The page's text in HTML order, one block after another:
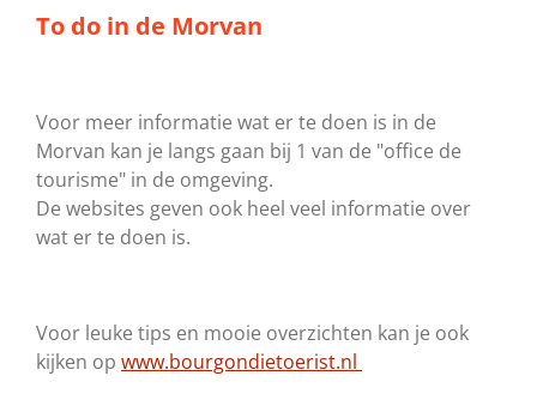
To do in de Morvan
Voor meer informatie wat er te doen is in de
Morvan kan je langs gaan bij 1 van de "office de
tourisme" in de omgeving.
De websites geven ook heel veel informatie over
wat er te doen is.
Voor leuke tips en mooie overzichten kan je ook
kijken op www.bourgondietoerist.nl